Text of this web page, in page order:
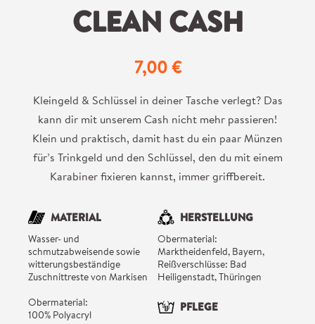
CLEAN CASH
Regulärer Preis:
7,00 €
Kleingeld & Schlüssel in deiner Tasche verlegt? Das
kann dir mit unserem Cash nicht mehr passieren!
Klein und praktisch, damit hast du ein paar Münzen
für’s Trinkgeld und den Schlüssel, den du mit einem
Karabiner fixieren kannst, immer griffbereit.
MATERIAL
Wasser- und
schmutzabweisende sowie
witterungsbeständige
Zuschnittreste von Markisen
Obermaterial:
100% Polyacryl
HERSTELLUNG
Obermaterial:
Marktheidenfeld, Bayern,
Reißverschlüsse: Bad
Heiligenstadt, Thüringen
PFLEGE